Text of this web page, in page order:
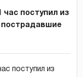
час поступил из
пострадавшие
поступил из